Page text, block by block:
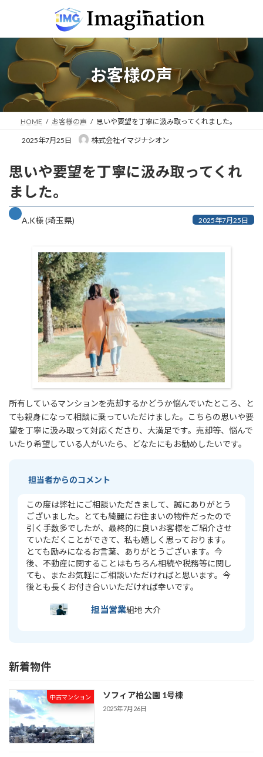
ン
プ
ー
動
お客様の声
HOME お客様の声 思いや要望を丁寧に汲み取ってくれました。
2025年7月25日 株式会社イマジナシオン
思いや要望を丁寧に汲み取ってくれ
ました。
A.K様 (埼玉県) 2025年7月25日
所有しているマンションを売却するかどうか悩んでいたところ、と
ても親身になって相談に乗っていただけました。こちらの思いや要
望を丁寧に汲み取って対応くださり、大満足です。売却等、悩んで
いたり希望している人がいたら、どなたにもお勧めしたいです。
担当者からのコメント
この度は弊社にご相談いただきまして、誠にありがとう
ございました。とても綺麗にお住まいの物件だったので
引く手数多でしたが、最終的に良いお客様をご紹介させ
ていただくことができて、私も嬉しく思っております。
とても励みになるお言葉、ありがとうございます。今
後、不動産に関することはもちろん相続や税務等に関し
ても、またお気軽にご相談いただければと思います。今
後とも長くお付き合いいただければ幸いです。
担当営業組地 大介
新着物件
中古マンション ソフィア柏公園 1号棟
2025年7月26日